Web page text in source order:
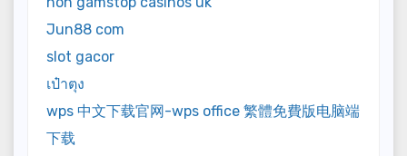
Jun88 com
slot gacor
เป๋าตุง
wps 中文下载官网-wps office 繁體免費版电脑端
下载